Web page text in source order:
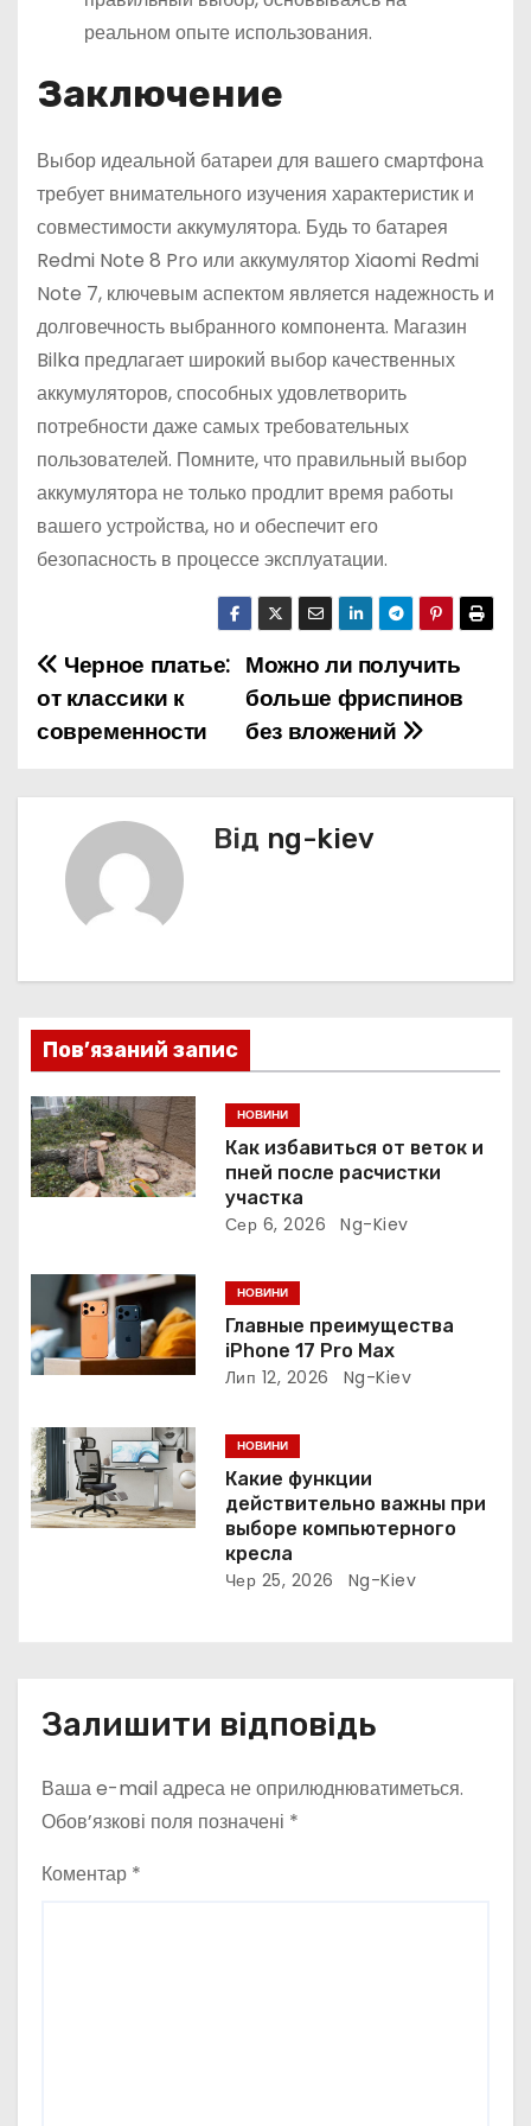
реальном опыте использования.
Заключение
Выбор идеальной батареи для вашего смартфона
требует внимательного изучения характеристик и
совместимости аккумулятора. Будь то батарея
Redmi Note 8 Pro или аккумулятор Xiaomi Redmi
Note 7, ключевым аспектом является надежность и
долговечность выбранного компонента. Магазин
Bilka предлагает широкий выбор качественных
аккумуляторов, способных удовлетворить
потребности даже самых требовательных
пользователей. Помните, что правильный выбор
аккумулятора не только продлит время работы
вашего устройства, но и обеспечит его
безопасность в процессе эксплуатации.
Н
а
ц
і
я
з
а
и
с
і
в
Можно ли получить
больше фриспинов
без вложений
Черное платье:
от классики к
современности
Від ng-kiev
Пов’язаний запис
НОВИНИ
Как избавиться от веток и
пней после расчистки
участка
Сер 6, 2026 Ng-Kiev
НОВИНИ
Главные преимущества
iPhone 17 Pro Max
Лип 12, 2026 Ng-Kiev
НОВИНИ
Какие функции
действительно важны при
выборе компьютерного
кресла
Чер 25, 2026 Ng-Kiev
Залишити відповідь
Ваша e-mail адреса не оприлюднюватиметься.
Обов’язкові поля позначені *
Коментар *